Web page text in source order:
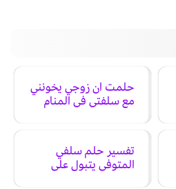
حلمت ان زوجي يخونني
مع سلفتي في المنام
تفسير حلم سلفي
المتوفي يتبول على